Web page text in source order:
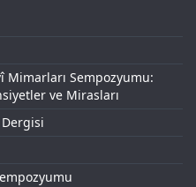
Mimarları Sempozyumu:
ve Mirasları